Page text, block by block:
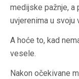
medijske pažnje, a
uvjerenima u svoju
A hoće to, kad
vesele.
Nakon očekivane